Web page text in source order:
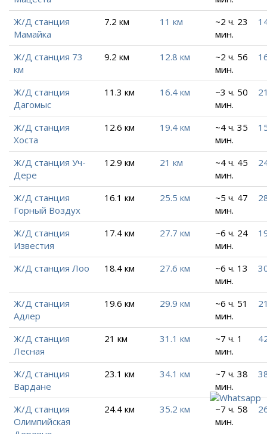
Ж/Д станция
Мамайка
7.2 км 11 км
~2 ч. 23
мин.
Ж/Д станция 73
км
9.2 км 12.8 км
~2 ч. 56
мин.
Ж/Д станция
Дагомыс
11.3 км 16.4 км
~3 ч. 50
мин.
Ж/Д станция
Хоста
12.6 км 19.4 км
~4 ч. 35
мин.
Ж/Д станция Уч-
Дере
12.9 км 21 км
~4 ч. 45
мин.
Ж/Д станция
Горный Воздух
16.1 км 25.5 км
~5 ч. 47
мин.
Ж/Д станция
Известия
17.4 км 27.7 км
~6 ч. 24
мин.
Ж/Д станция Лоо 18.4 км 27.6 км
~6 ч. 13
мин.
Ж/Д станция
Адлер
19.6 км 29.9 км
~6 ч. 51
мин.
Ж/Д станция
Лесная
21 км 31.1 км
~7 ч. 1
мин.
Ж/Д станция
Вардане
23.1 км 34.1 км
~7 ч. 38
мин.
Ж/Д станция
Олимпийская
24.4 км 35.2 км
~7 ч. 58
мин.